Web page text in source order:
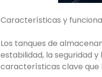
Características y
Los tanques de
estabilidad, la seguridad
características clave que